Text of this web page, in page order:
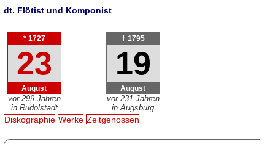
dt. Flötist und Komponist
* 1727
23
August
vor 299 Jahren
in Rudolstadt
† 1795
19
August
vor 231 Jahren
in Augsburg
Diskographie Werke Zeitgenossen